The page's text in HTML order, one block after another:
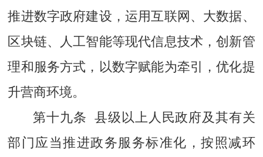
推进数字政府建设，运用互联网、大数据、
区块链、人工智能等现代信息技术，创新管
理和服务方式，以数字赋能为牵引，优化提
升营商环境。
第十九条 县级以上人民政府及其有关
部门应当推进政务服务标准化，按照减环